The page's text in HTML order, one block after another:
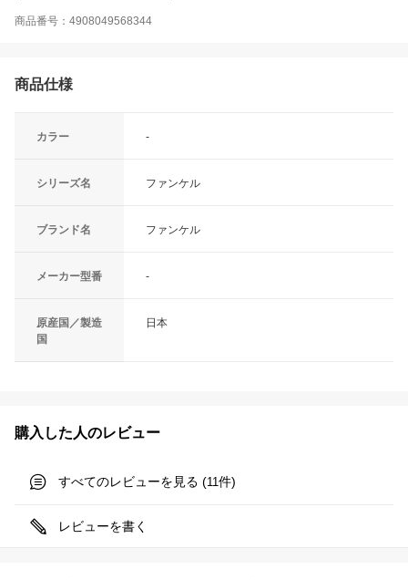
商品番号：4908049568344
商品仕様
カラー -
シリーズ名 ファンケル
ブランド名 ファンケル
メーカー型番 -
原産国／製造
国
日本
購入した人のレビュー
すべてのレビューを見る (11件)
レビューを書く